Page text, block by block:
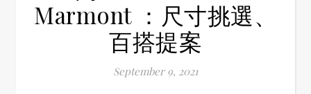
Marmont ：尺寸挑選、
百搭提案
September 9, 2021